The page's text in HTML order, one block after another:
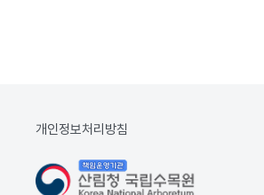
개인정보처리방침